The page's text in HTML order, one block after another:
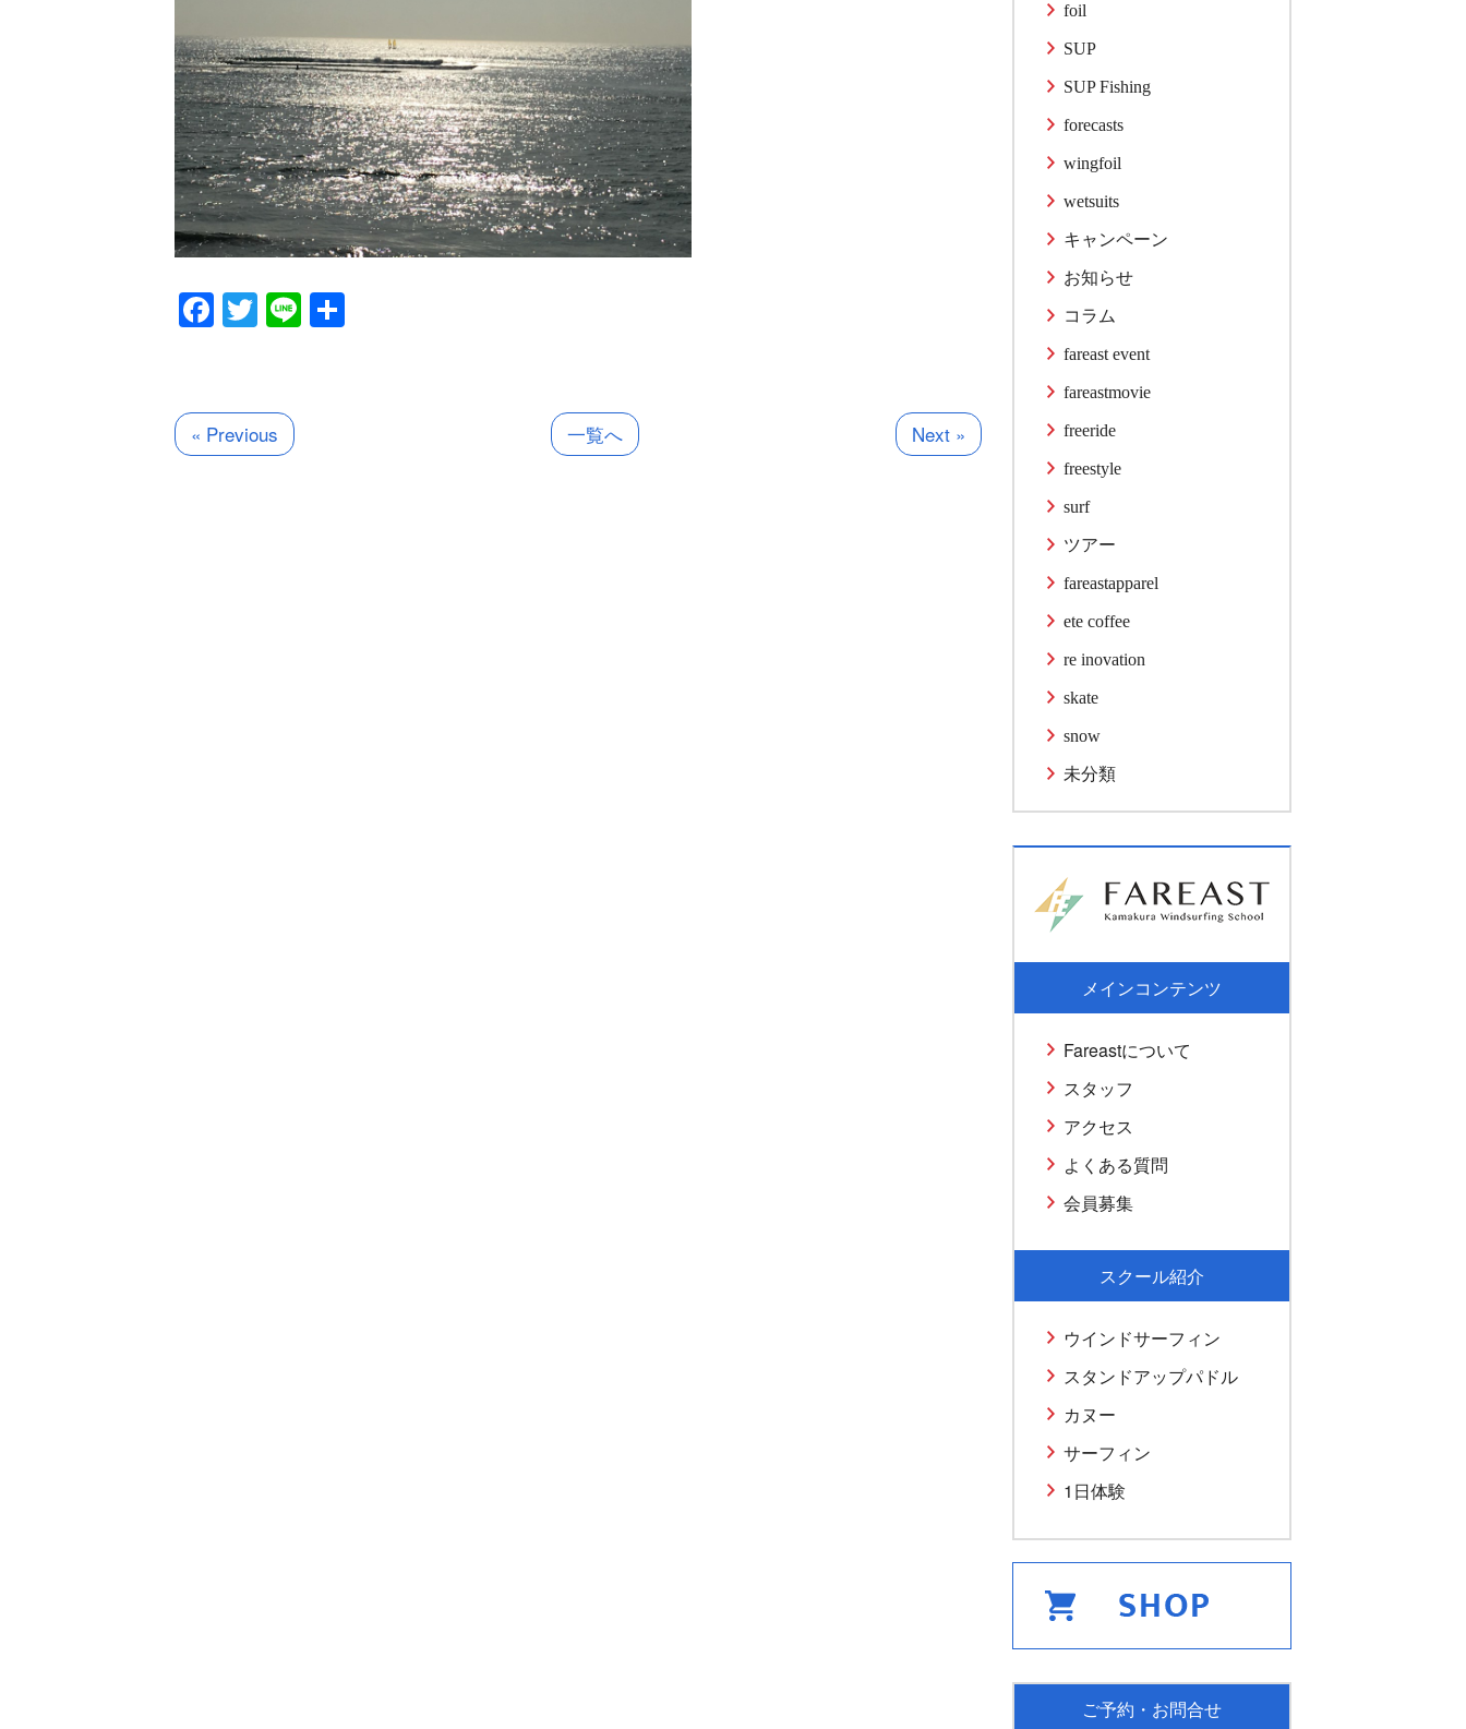
Facebook
Twitter
Line
« Previous 一覧へ Next »
foil
SUP
SUP Fishing
forecasts
wingfoil
wetsuits
キャンペーン
お知らせ
コラム
fareast event
fareastmovie
freeride
freestyle
surf
ツアー
fareastapparel
ete coffee
re inovation
skate
snow
未分類
メインコンテンツ
Fareastについて
スタッフ
アクセス
よくある質問
会員募集
スクール紹介
ウインドサーフィン
スタンドアップパドル
カヌー
サーフィン
1日体験
ご予約・お問合せ